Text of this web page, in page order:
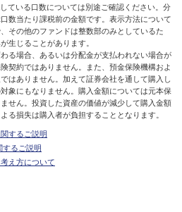
ている口数については別途ご確認ください。分
数当たり課税前の金額です。表示方法について
その他のファンドは整数部のみとしているた
生じることがあります。
る場合、あるいは分配金が支払われない場合が
契約ではありません。また、預金保険機構およ
はありません。加えて証券会社を通して購入し
象にもなりません。購入金額については元本保
せん。投資した資産の価値が減少して購入金額
る損失は購入者が負担することとなります。
するご説明
するご説明
え方について